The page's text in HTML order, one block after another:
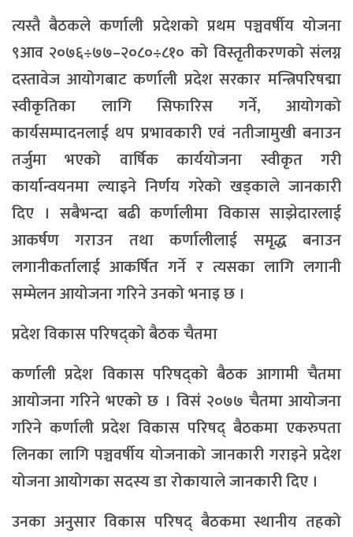
त्यस्तै बैठकले कर्णाली प्रदेशको प्रथम पञ्चवर्षीय योजना
९आव २०७६÷७७–२०८०÷८१० को विस्तृतीकरणको संलग्न
दस्तावेज आयोगबाट कर्णाली प्रदेश सरकार मन्त्रिपरिषद्मा
स्वीकृतिका लागि सिफारिस गर्ने, आयोगको
कार्यसम्पादनलाई थप प्रभावकारी एवं नतीजामुखी बनाउन
तर्जुमा भएको वार्षिक कार्ययोजना स्वीकृत गरी
कार्यान्वयनमा ल्याइने निर्णय गरेको खड्काले जानकारी
दिए । सबैभन्दा बढी कर्णालीमा विकास साझेदारलाई
आकर्षण गराउन तथा कर्णालीलाई समृद्ध बनाउन
लगानीकर्तालाई आकर्षित गर्ने र त्यसका लागि लगानी
सम्मेलन आयोजना गरिने उनको भनाइ छ ।
प्रदेश विकास परिषद्को बैठक चैतमा
कर्णाली प्रदेश विकास परिषद्को बैठक आगामी चैतमा
आयोजना गरिने भएको छ । विसं २०७७ चैतमा आयोजना
गरिने कर्णाली प्रदेश विकास परिषद् बैठकमा एकरुपता
लिनका लागि पञ्चवर्षीय योजनाको जानकारी गराइने प्रदेश
योजना आयोगका सदस्य डा रोकायाले जानकारी दिए ।
उनका अनुसार विकास परिषद् बैठकमा स्थानीय तहको